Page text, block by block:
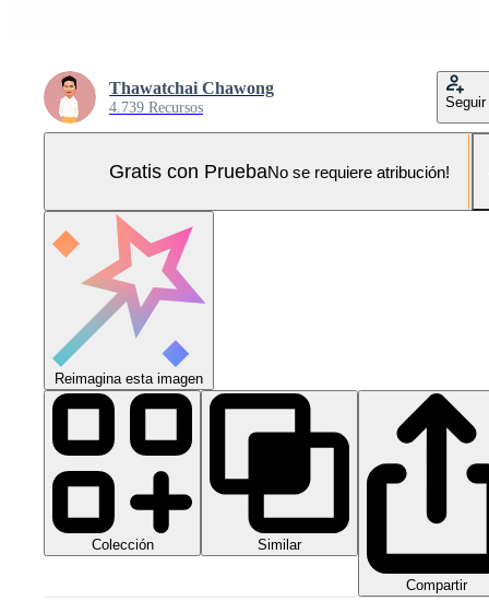
Thawatchai Chawong
4.739 Recursos Seguir
Gratis con PruebaNo se requiere atribución!
Reimagina esta imagen
Colección Similar
Compartir